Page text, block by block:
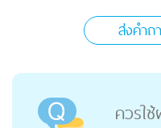
ส่งคำ
ควรใ